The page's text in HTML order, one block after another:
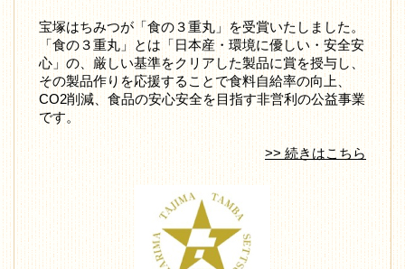
宝塚はちみつが「食の３重丸」を受賞いたしました。
「食の３重丸」とは「日本産・環境に優しい・安全安
心」の、厳しい基準をクリアした製品に賞を授与し、
その製品作りを応援することで食料自給率の向上、
CO2削減、食品の安心安全を目指す非営利の公益事業
です。
>> 続きはこちら